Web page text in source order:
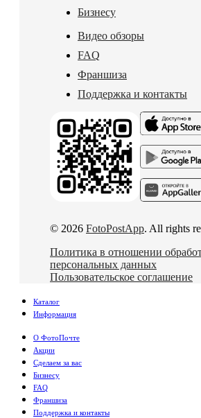
Бизнесу
Видео обзоры
FAQ
Франшиза
Поддержка и контакты
© 2026 FotoPostApp. All rights
Политика в отношении
персональных данных
Пользовательское соглашение
Каталог
Информация
О ФотоПочте
Акции
Сделаем за вас
Бизнесу
FAQ
Франшиза
Поддержка и контакты